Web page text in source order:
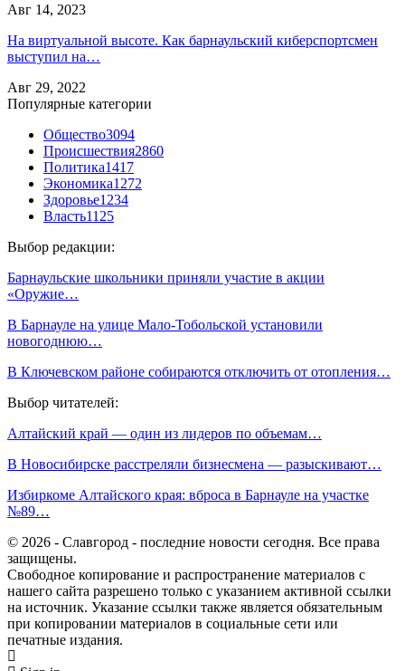
Авг 14, 2023
На виртуальной высоте. Как барнаульский киберспортсмен
выступил на…
Авг 29, 2022
Популярные категории
Общество3094
Происшествия2860
Политика1417
Экономика1272
Здоровье1234
Власть1125
Выбор редакции:
Барнаульские школьники приняли участие в акции
«Оружие…
В Барнауле на улице Мало-Тобольской установили
новогоднюю…
В Ключевском районе собираются отключить от отопления…
Выбор читателей:
Алтайский край — один из лидеров по объемам…
В Новосибирске расстреляли бизнесмена — разыскивают…
Избиркоме Алтайского края: вброса в Барнауле на участке
№89…
© 2026 - Славгород - последние новости сегодня. Все права
защищены.
Свободное копирование и распространение материалов с
нашего сайта разрешено только с указанием активной ссылки
на источник. Указание ссылки также является обязательным
при копировании материалов в социальные сети или
печатные издания.